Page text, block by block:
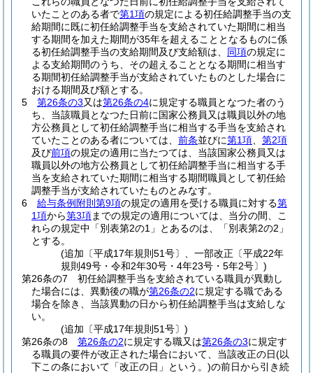
いたことのある者で第1項の規定による初任給調整手当の支
給期間に既に初任給調整手当を支給されていた期間に相当
する期間を加えた期間が35年を超えることとなるものに係
る初任給調整手当の支給期間及び支給額は、 同項の規定に
よる支給期間のうち、その超えることとなる期間に相当す
る期間初任給調整手当が支給されていたものとした場合に
おける期間及び額とする。
5
第26条の3又は第26条の4に規定する職員となつた者のう
ち、当該職員となつた日前に国家公務員又は職員以外の地
方公務員として初任給調整手当に相当する手当を支給され
ていたことのある者については、 前条並びに第1項
第2項
及び前項の規定の適用に当たつては、当該国家公務員又は
職員以外の地方公務員として初任給調整手当に相当する手
当を支給されていた期間に相当する期間職員として初任給
調整手当が支給されていたものとみなす。
6
給与条例附則第9項の規定の適用を受ける職員に対する第
1項から第3項までの規定の適用については、当分の間、こ
れらの規定中「別表第2の1」とあるのは、「別表第2の2」
とする。
(追加〔平成17年規則51号〕、一部改正〔平成22年
規則49号・令和2年30号・4年23号・5年2号〕)
第26条の7
初任給調整手当を支給されている職員が異動し
た場合には、異動後の職が第26条の2に規定する職である
場合を除き、当該異動の日から初任給調整手当は支給しな
い。
(追加〔平成17年規則51号〕)
第26条の8
第26条の2に規定する職又は第26条の3に規定す
る職員の要件が改正された場合において、当該改正の日(以
下この条において「改正の日」という。)の前日から引き続